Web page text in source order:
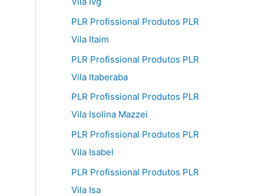
PLR Profissional Produtos PLR
Vila Itaim
PLR Profissional Produtos PLR
Vila Itaberaba
PLR Profissional Produtos PLR
Vila Isolina Mazzei
PLR Profissional Produtos PLR
Vila Isabel
PLR Profissional Produtos PLR
Vila Isa